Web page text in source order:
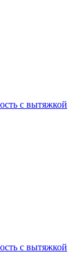
с вытяжкой
с вытяжкой